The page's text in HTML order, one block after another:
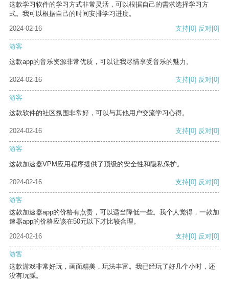
这款学习软件的学习方式非常灵活，可以根据自己的需求选择学习方
式。我可以根据自己的时间安排学习进度。
2024-02-16
支持[0] 反对[0]
游客
这款app的音乐资源非常优质，可以让我尽情享受音乐的魅力。
2024-02-16 支持[0] 反对[0]
游客
这款软件的社区氛围非常好，可以与其他用户交流学习心得。
2024-02-16 支持[0] 反对[0]
游客
这款加速器VPM应用程序提供了顶级的安全性和隐私保护。
2024-02-16 支持[0] 反对[0]
游客
这款加速器app的价格有点贵，可以适当降低一些。我个人觉得，一款加
速器app的价格应该在50元以下才比较合理。
2024-02-16
支持[0] 反对[0]
游客
这款游戏非常好玩，画面精美，玩法丰富。我已经玩了好几个小时，还
没有玩腻。